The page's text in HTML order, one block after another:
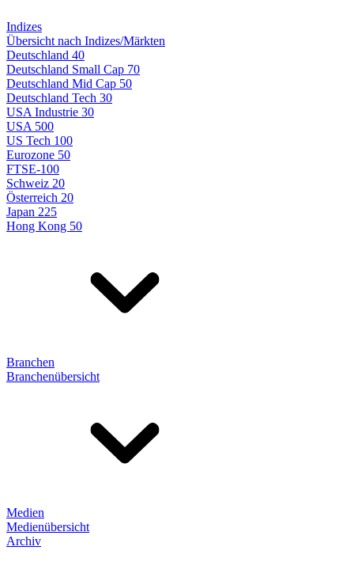
Indizes
Übersicht nach Indizes/Märkten
Deutschland 40
Deutschland Small Cap 70
Deutschland Mid Cap 50
Deutschland Tech 30
USA Industrie 30
USA 500
US Tech 100
Eurozone 50
FTSE-100
Schweiz 20
Österreich 20
Japan 225
Hong Kong 50
Branchen
Branchenübersicht
Medien
Medienübersicht
Archiv